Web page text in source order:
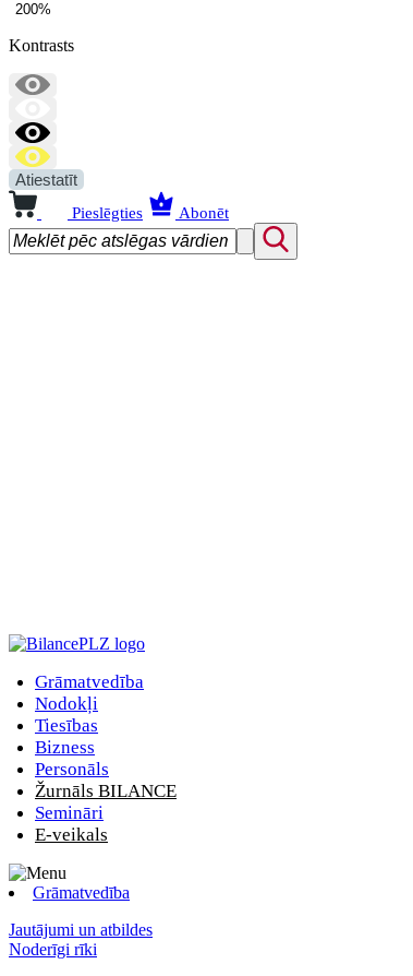
200%
Kontrasts
Atiestatīt
Pieslēgties Abonēt
Grāmatvedība
Nodokļi
Tiesības
Bizness
Personāls
Žurnāls BILANCE
Semināri
E-veikals
Grāmatvedība
Jautājumi un atbildes
Noderīgi rīki